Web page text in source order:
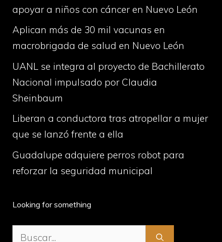
apoyar a niños con cáncer en Nuevo León
Aplican más de 30 mil vacunas en
macrobrigada de salud en Nuevo León
UANL se integra al proyecto de Bachillerato
Nacional impulsado por Claudia
Sheinbaum
Liberan a conductora tras atropellar a mujer
que se lanzó frente a ella
Guadalupe adquiere perros robot para
reforzar la seguridad municipal
Looking for something
Buscar: